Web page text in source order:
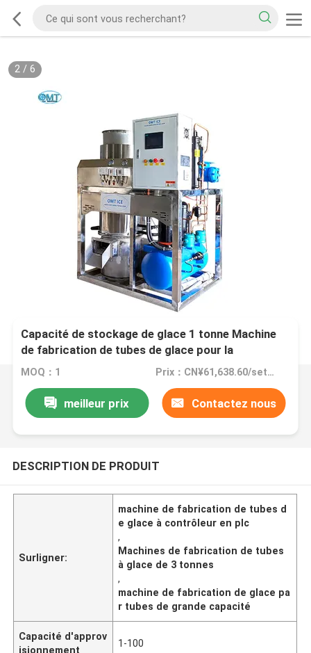
2/ 6
Capacité de stockage de glace 1 tonne Machine
de fabrication de tubes de glace pour la
fabrication industrielle de glace dans les hôtels
MOQ：1 Prix：CN¥61,638.60/sets 1-4 sets
meilleur prix Contactez nous
DESCRIPTION DE PRODUIT
Surligner:
machine de fabrication de tubes d
e glace à contrôleur en plc
,
Machines de fabrication de tubes
à glace de 3 tonnes
,
machine de fabrication de glace pa
r tubes de grande capacité
Capacité d'approv
isionnement
1-100